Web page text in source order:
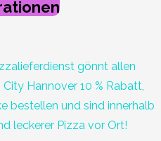
gönnt allen
Hannover 10 % Rabatt,
bestellen und sind innerhalb
leckerer Pizza vor Ort!